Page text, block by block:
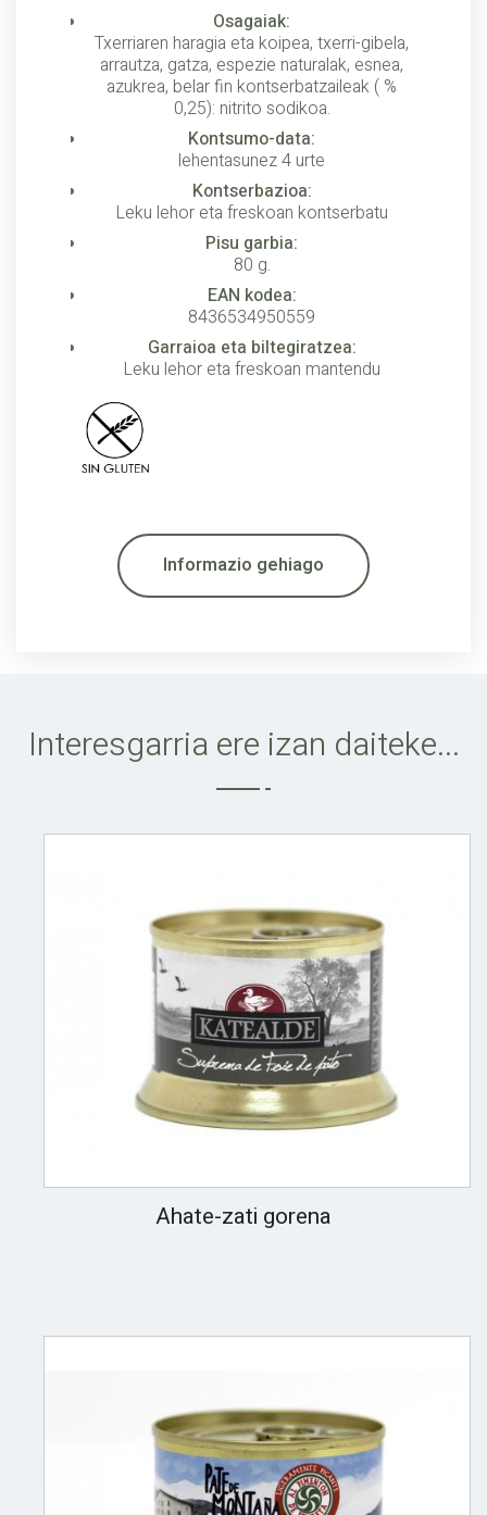
Osagaiak:
Txerriaren haragia eta koipea, txerri-gibela,
arrautza, gatza, espezie naturalak, esnea,
azukrea, belar fin kontserbatzaileak ( %
0,25): nitrito sodikoa.
Kontsumo-data:
lehentasunez 4 urte
Kontserbazioa:
Leku lehor eta freskoan kontserbatu
Pisu garbia:
80 g.
EAN kodea:
8436534950559
Garraioa eta biltegiratzea:
Leku lehor eta freskoan mantendu
Informazio gehiago
Interesgarria ere izan daiteke...
Ahate-zati gorena